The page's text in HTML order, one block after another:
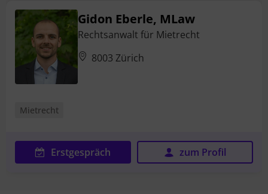
Gidon Eberle, MLaw
Rechtsanwalt für Mietrecht
8003 Zürich
Mietrecht
Erstgespräch zum Profil